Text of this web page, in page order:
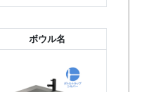
ボウル名